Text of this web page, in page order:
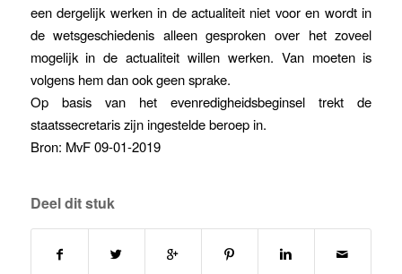
een dergelijk werken in de actualiteit niet voor en wordt in
de wetsgeschiedenis alleen gesproken over het zoveel
mogelijk in de actualiteit willen werken. Van moeten is
volgens hem dan ook geen sprake.
Op basis van het evenredigheidsbeginsel trekt de
staatssecretaris zijn ingestelde beroep in.
Bron: MvF 09-01-2019
Deel dit stuk